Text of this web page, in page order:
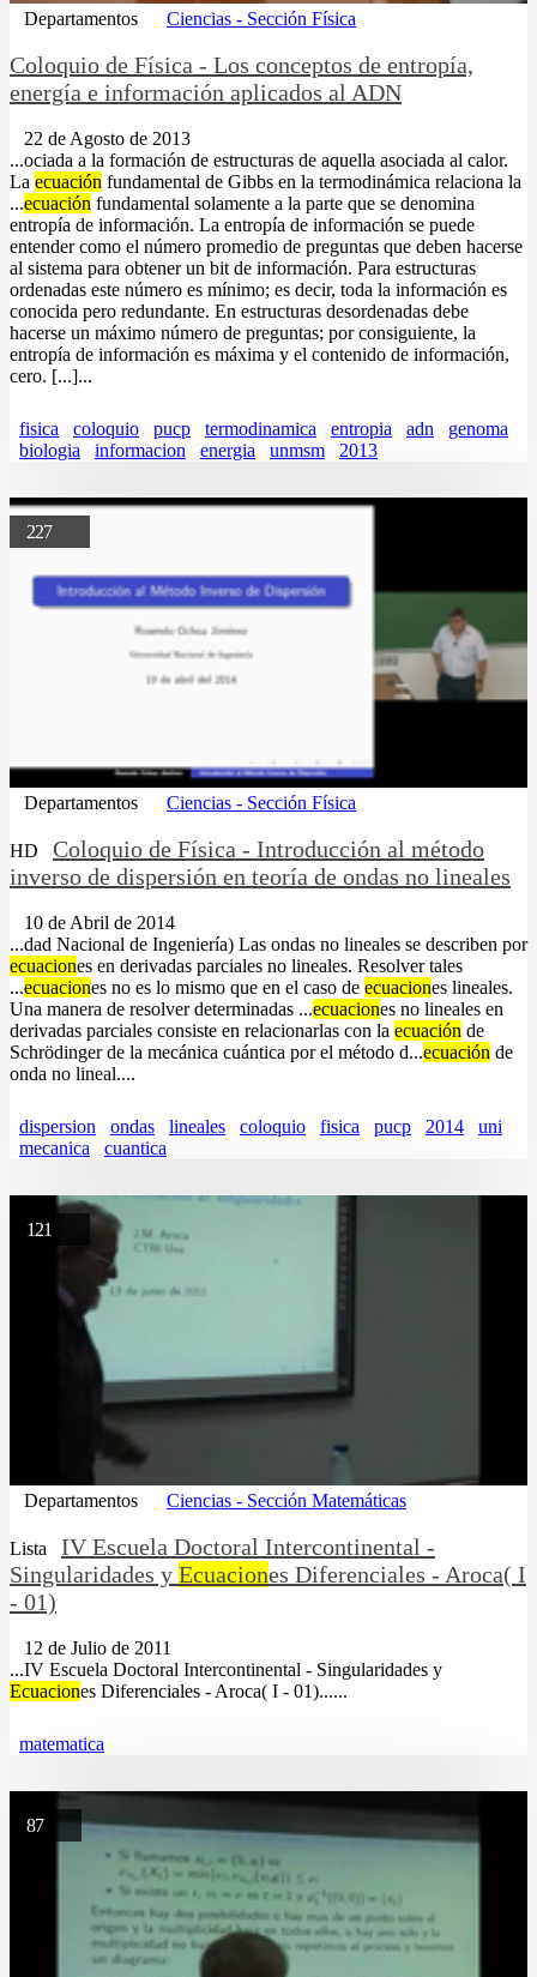
Departamentos Ciencias - Sección Física
Coloquio de Física - Los conceptos de entropía,
energía e información aplicados al ADN
22 de Agosto de 2013
...ociada a la formación de estructuras de aquella asociada al calor.
La ecuación fundamental de Gibbs en la termodinámica relaciona la
...ecuación fundamental solamente a la parte que se denomina
entropía de información. La entropía de información se puede
entender como el número promedio de preguntas que deben hacerse
al sistema para obtener un bit de información. Para estructuras
ordenadas este número es mínimo; es decir, toda la información es
conocida pero redundante. En estructuras desordenadas debe
hacerse un máximo número de preguntas; por consiguiente, la
entropía de información es máxima y el contenido de información,
cero. [...]...
fisica coloquio pucp termodinamica entropia adn
genoma
biologia
informacion energia unmsm 2013
227
Departamentos Ciencias - Sección Física
HD
Coloquio de Física - Introducción al método
inverso de dispersión en teoría de ondas no lineales
10 de Abril de 2014
...dad Nacional de Ingeniería) Las ondas no lineales se describen por
ecuaciones en derivadas parciales no lineales. Resolver tales
...ecuaciones no es lo mismo que en el caso de ecuaciones lineales.
Una manera de resolver determinadas ...ecuaciones no lineales en
derivadas parciales consiste en relacionarlas con la ecuación de
Schrödinger de la mecánica cuántica por el método d...ecuación de
onda no lineal....
dispersion ondas lineales coloquio fisica pucp 2014
uni
mecanica
cuantica
121
Departamentos Ciencias - Sección Matemáticas
Lista
IV Escuela Doctoral Intercontinental -
Singularidades y Ecuaciones Diferenciales - Aroca( I
- 01)
12 de Julio de 2011
...IV Escuela Doctoral Intercontinental - Singularidades y
Ecuaciones Diferenciales - Aroca( I - 01)......
matematica
87